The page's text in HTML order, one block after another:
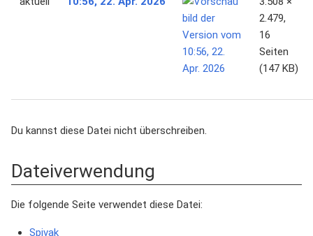
2.479,
16
Seiten
(147 KB)
Du kannst diese Datei nicht überschreiben.
Dateiverwendung
Die folgende Seite verwendet diese Datei:
Spivak